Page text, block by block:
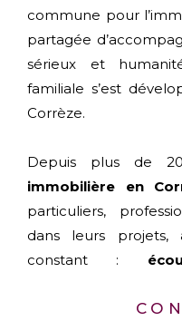
commune pour
partagée
sérieux et
familiale s’est
Corrèze.
Depuis plus de
immobilière en
particuliers,
dans leurs projets,
constant :